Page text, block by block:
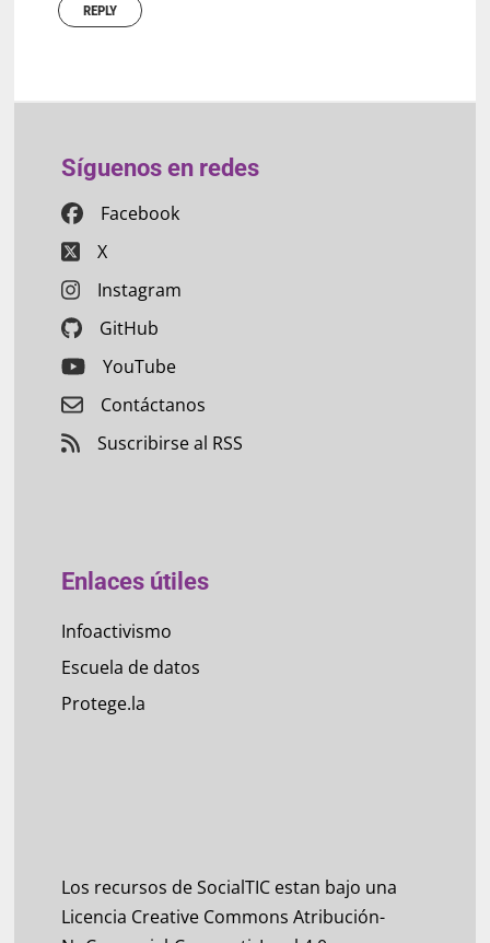
REPLY
Síguenos en redes
Facebook
X
Instagram
GitHub
YouTube
Contáctanos
Suscribirse al RSS
Enlaces útiles
Infoactivismo
Escuela de datos
Protege.la
Los recursos de SocialTIC estan bajo una
Licencia Creative Commons Atribución-